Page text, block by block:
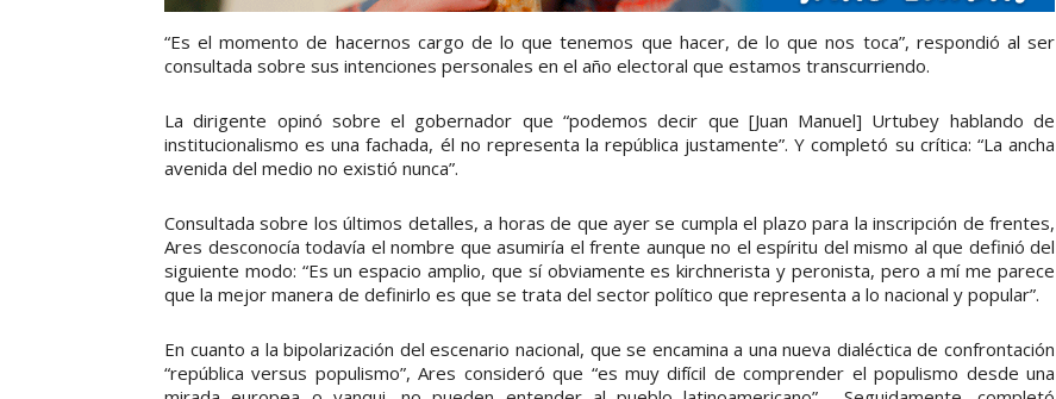
“Es el momento de hacernos cargo de lo que tenemos que hacer, de lo que nos toca”, respondió al ser
consultada sobre sus intenciones personales en el año electoral que estamos transcurriendo.
La dirigente opinó sobre el gobernador que “podemos decir que [Juan Manuel] Urtubey hablando de
institucionalismo es una fachada, él no representa la república justamente”. Y completó su crítica: “La ancha
avenida del medio no existió nunca”.
Consultada sobre los últimos detalles, a horas de que ayer se cumpla el plazo para la inscripción de frentes,
Ares desconocía todavía el nombre que asumiría el frente aunque no el espíritu del mismo al que definió del
siguiente modo: “Es un espacio amplio, que sí obviamente es kirchnerista y peronista, pero a mí me parece
que la mejor manera de definirlo es que se trata del sector político que representa a lo nacional y popular”.
En cuanto a la bipolarización del escenario nacional, que se encamina a una nueva dialéctica de confrontación
“república versus populismo”, Ares consideró que “es muy difícil de comprender el populismo desde una